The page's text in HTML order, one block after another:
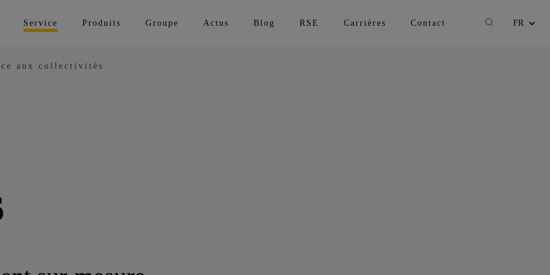
Service Produits Groupe Actus Blog RSE Carrières Contact Recherche
Changer la
FR
aux collectivités